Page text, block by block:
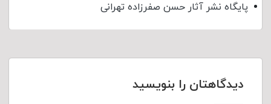
پایگاه نشر آثار حسن صفرزاده تهرانی
دیدگاهتان را بنویسید